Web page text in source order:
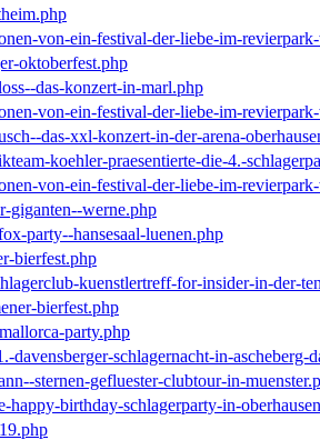
von-ein-festival-der-liebe-im-
oktoberfest.php
das-konzert-in-marl.php
von-ein-festival-der-liebe-im-
das-xxl-konzert-in-der-arena-
koehler-praesentierte-die-4.-
von-ein-festival-der-liebe-im-
giganten--werne.php
party--hansesaal-luenen.php
bierfest.php
kuenstlertreff-for-insider-in-der-
bierfest.php
party.php
davensberger-schlagernacht-in-ascheberg-
sternen-gefluester-clubtour-in-
happy-birthday-schlagerparty-in-